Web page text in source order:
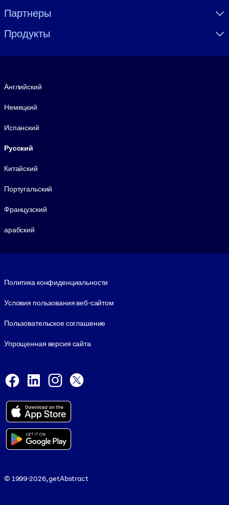
Партнеры
Продукты
Английский
Немецкий
Испанский
Русский
Китайский
Португальский
Французский
арабский
Политика конфиденциальности
Условия пользования веб-сайтом
Пользовательское соглашение
Упрощенная версия сайта
Facebook
LinkedInInstagram
© 1999-2026, getAbstract